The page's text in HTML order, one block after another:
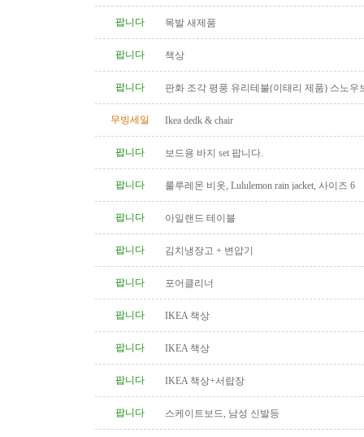
팝니다 목발 새제품
팝니다 책상
팝니다
판화 조각 평풍 유리테불(이태리 제품) 스노우
무빙세일
Ikea dedk & chair
팝니다 보드용 바지 set 팝니다.
팝니다 룰루레몬 비옷, Lululemon rain jacket, 사이즈 6
팝니다 아일랜드 테이블
팝니다 김치냉장고 + 변압기
팝니다 포어클리너
팝니다 IKEA 책상
팝니다 IKEA 책상
팝니다 IKEA 책상+서랍장
팝니다 스케이트보드, 남성 신발등